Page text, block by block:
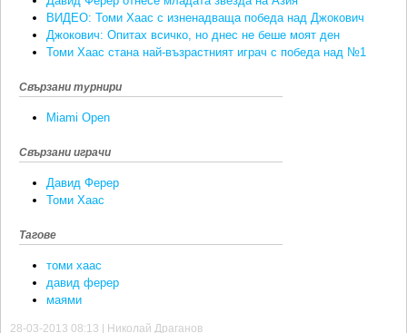
ВИДЕО: Томи Хаас с изненадваща победа над Джокович
Джокович: Опитах всичко, но днес не беше моят ден
Томи Хаас стана най-възрастният играч с победа над №1
Свързани турнири
Miami Open
Свързани играчи
Давид Ферер
Томи Хаас
Тагове
томи хаас
давид ферер
маями
28-03-2013 08:13 | Николай Драганов